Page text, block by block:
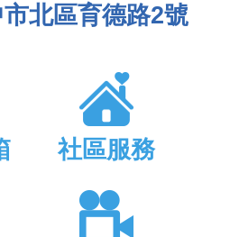
北區育德路2號
社區服務